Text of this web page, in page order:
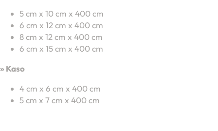
5 cm x 10 cm x 400 cm
6 cm x 12 cm x 400 cm
8 cm x 12 cm x 400 cm
6 cm x 15 cm x 400 cm
» Kaso
4 cm x 6 cm x 400 cm
5 cm x 7 cm x 400 cm